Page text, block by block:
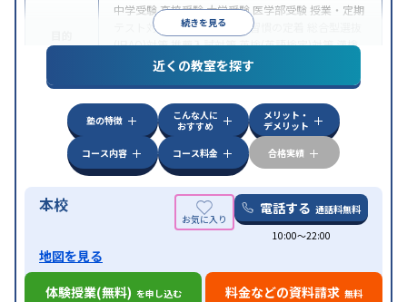
続きを見る
中学受験高校受験大学受験 医学部受験 授業・定期
テスト対策
内申点対策 学習習慣の定着
(旧AO)対策推薦入試対策英検(英語検定)対策漢検
(漢字検定)対策
中高一貫校生に対応成績保証制度あり授業の振替
可能不登校生に対応学習にPC・タブレットを利用
オンライン対応1科目から受講可能
近くの教室を探す
塾の特徴
こんな人に
おすすめ
メリット・
デメリット
コース内容
コース料金 合格実績
本校 電話する 通話料無料
10:00〜22:00
地図を見る
体験授業(無料) を申し込む 料金などの資料請求 無料